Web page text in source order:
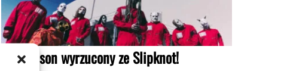
Sid Wilson wyrzucony ze Slipknot!